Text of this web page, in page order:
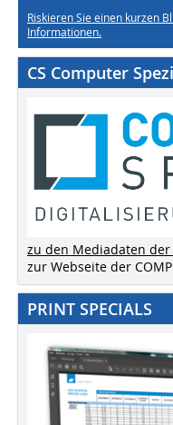
Riskieren Sie einen kurzen
Informationen.
CS Computer
zu den Mediadaten der
zur Webseite der
PRINT SPECIALS